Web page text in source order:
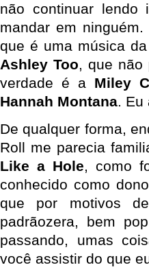
não continuar
mandar em
que é uma música
Ashley Too, que não
verdade é a Miley
Hannah Montana. Eu
De qualquer forma,
Roll me parecia
Like a Hole, como
conhecido como
que por motivos
padrãozera, bem
passando, umas
você assistir do que